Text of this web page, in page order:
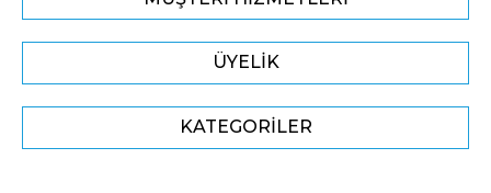
ÜYELIK
KATEGORILER